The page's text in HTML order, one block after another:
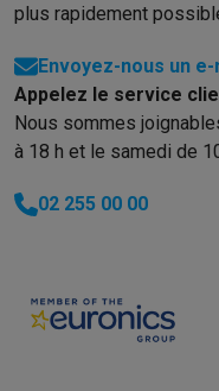
plus rapidement
Envoyez-nous un e-
Appelez le service
Nous sommes
à 18 h et le samedi de
02 255 00 00